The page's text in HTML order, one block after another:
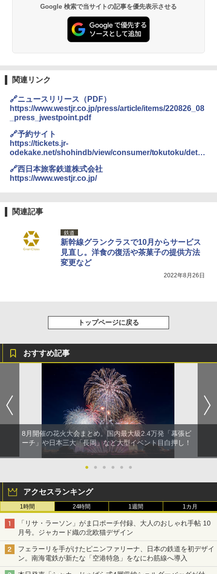
PYKES PEAK (パイクスピーク) 着替えテン
ト プライバシー テント 【中が透けない】 1
人用 折りたたみ 防災グッズ 災害用トイレ ビ
ーチ ピクニック ポップアップテント 携帯 簡
易 トイレテント (ブラック)
テント ワンタッチ RENEW 幅200 2-3人用 43
500002(88859)
￥5,999
[キャンパーズコレクション 山善] 傘みたいに
広げるだけ パッとサッとテント ブラックコ
ーティング フルクローズ メッシュ 3-4人用
簡単設置 ポップアップテント エクルベージ
ュ(BC仕様) PATC-150B(EB)
[キャンパーズコレクション 山善] 傘みたいに
広げるだけ パッとサッとテント キューブワ
イド ブラックコーティング フルクローズ メ
ッシュ 4人用 簡単設置 ポップアップテント P
ATCW-150B エクルベージュ
-08EX カーキ ソロキャンプ ポリエステル フ
レーム テント
￥14,800
￥2,980
サーフライダーファウンデーション Surfride
r Foundation コラボ Aフレーム メンズ レデ
ィース 帽子 スナップバック a-frame 9フォー
ティー男女兼用ユニセックス 夏用 日除けUV
ケア FREE
熊撃退スプレー 熊よけスプレー 熊スプレー
【日本企業販売】超強力クマ対策スプレー 30
0ml（連続噴射30秒）110ml（連続噴射15
秒）射程5～10m 安全ロック搭載 携帯収納袋
付き ヒグマ・イノシシ対策 自治体・教育機
関の購入実績 登山・キャンプ・アウトドア・
防災用品 長期保存可能 緊急時用 日本国内発
Google 検索で当サイトの記事を優先表示させる
関連リンク
🔗ニュースリリース（PDF）
https://www.westjr.co.jp/press/article/items/220826_08
_press_jwestpoint.pdf
🔗予約サイト
https://tickets.jr-
odekake.net/shohindb/view/consumer/tokutoku/detail
🔗西日本旅客鉄道株式会社
https://www.westjr.co.jp/
関連記事
鉄道
新幹線グランクラスで10月からサービス
見直し。洋食の復活や茶菓子の提供方法
変更など
2022年8月26日
トップページに戻る
おすすめ記事
8月開催の花火大会まとめ。国内最大級2.4万発「幕張ビ
ーチ」や日本三大「長岡」など大型イベント目白押し！
● ● ● ● ● ●
アクセスランキング
1時間 24時間 1週間 1カ月
「リサ・ラーソン」がま口ポーチ付録、大人のおしゃれ手帖 10
月号。ジャカード織の北欧猫デザイン
フェラーリを手がけたピニンファリーナ、日本の鉄道を初デザイ
ン。南海電鉄が新たな「空港特急」をなにわ筋線へ導入